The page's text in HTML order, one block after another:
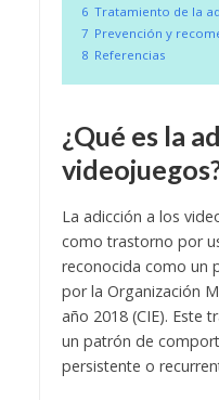
6 Tratamiento de la
7 Prevención y
8 Referencias
¿Qué es la
La adicción a los
como trastorno por
reconocida como un
por la Organización
año 2018 (CIE). Este
un patrón de
persistente o